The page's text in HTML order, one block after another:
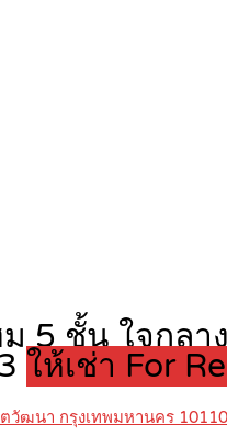
5 ชั้น ใจกล
ให้เช่า For
วัฒนา กรุงเทพมหานคร 10110